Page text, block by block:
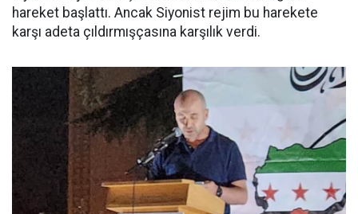
hareket başlattı. Ancak Siyonist rejim bu harekete
karşı adeta çıldırmışçasına karşılık verdi.